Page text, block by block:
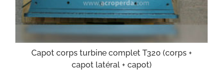
Capot corps turbine complet T320 (corps +
capot latéral + capot)